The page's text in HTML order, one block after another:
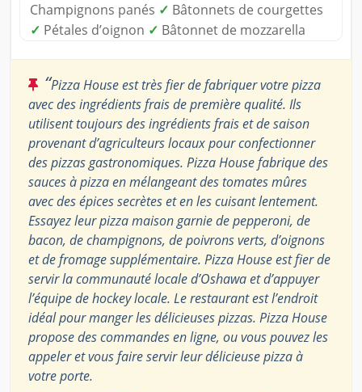
Champignons panés ✓ Bâtonnets de courgettes
✓ Pétales d’oignon ✓ Bâtonnet de mozzarella
“Pizza House est très fier de fabriquer votre pizza
avec des ingrédients frais de première qualité. Ils
utilisent toujours des ingrédients frais et de saison
provenant d’agriculteurs locaux pour confectionner
des pizzas gastronomiques. Pizza House fabrique des
sauces à pizza en mélangeant des tomates mûres
avec des épices secrètes et en les cuisant lentement.
Essayez leur pizza maison garnie de pepperoni, de
bacon, de champignons, de poivrons verts, d’oignons
et de fromage supplémentaire. Pizza House est fier de
servir la communauté locale d’Oshawa et d’appuyer
l’équipe de hockey locale. Le restaurant est l’endroit
idéal pour manger les délicieuses pizzas. Pizza House
propose des commandes en ligne, ou vous pouvez les
appeler et vous faire servir leur délicieuse pizza à
votre porte.